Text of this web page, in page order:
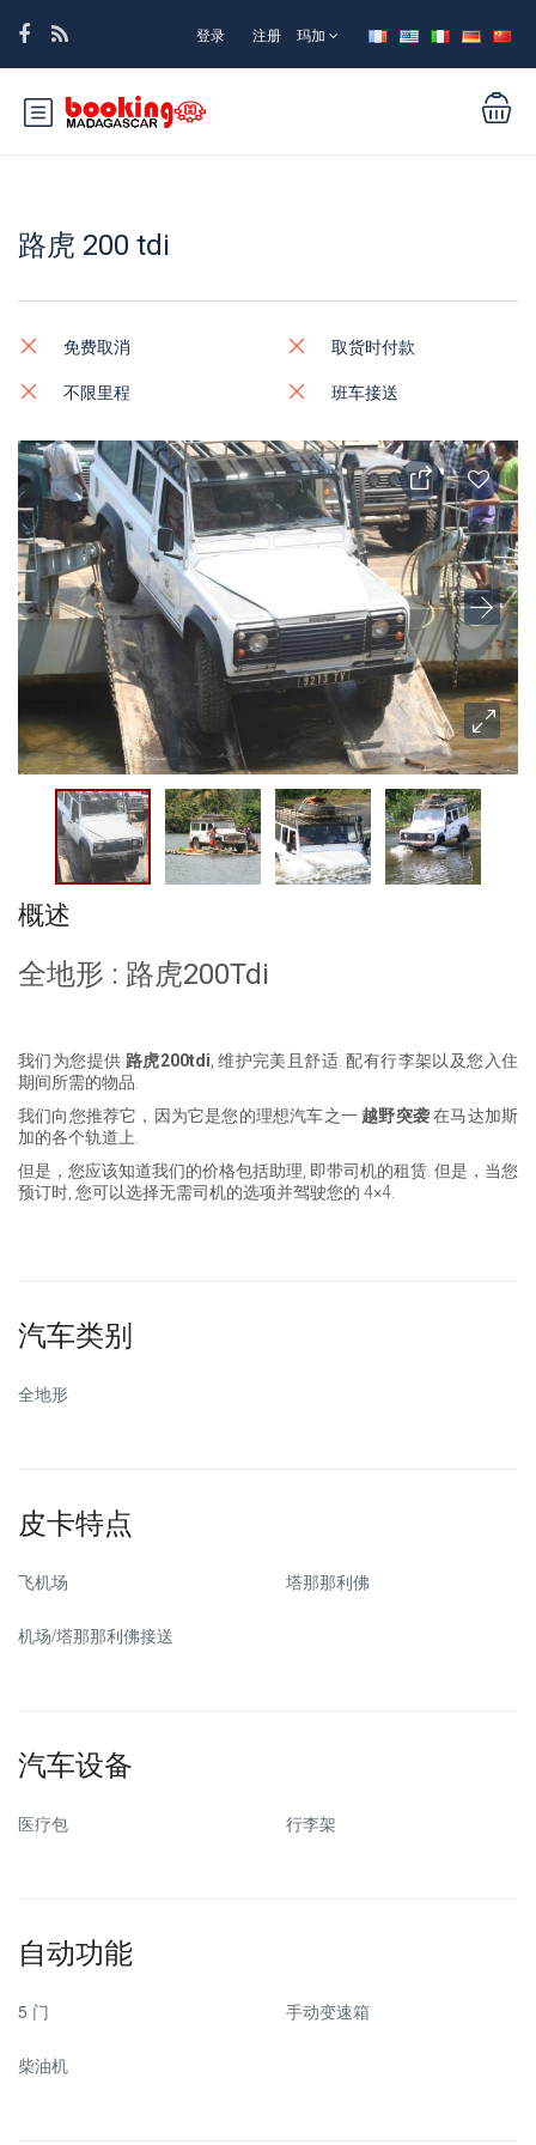
登录 注册 玛加
路虎 200 tdi
免费取消
取货时付款
不限里程
班车接送
概述
全地形 : 路虎200Tdi
我们为您提供 路虎200tdi , 维护完美且舒适. 配有行李架以及您入住
期间所需的物品.
我们向您推荐它，因为它是您的理想汽车之一 越野突袭在马达加斯
加的各个轨道上.
但是，您应该知道我们的价格包括助理, 即带司机的租赁. 但是，当您
预订时, 您可以选择无需司机的选项并驾驶您的 4×4.
汽车类别
全地形
皮卡特点
飞机场 塔那那利佛
机场/塔那那利佛接送
汽车设备
医疗包 行李架
自动功能
5 门 手动变速箱
柴油机